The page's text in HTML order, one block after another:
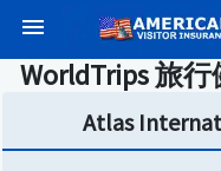
menu
WorldTrips 旅
Atlas